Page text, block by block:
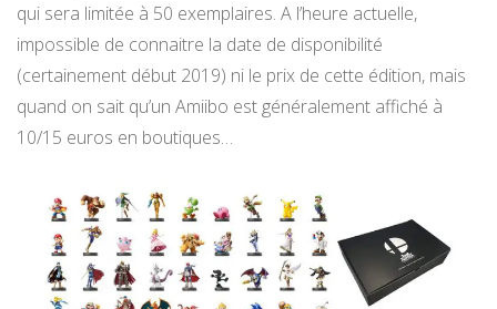
qui sera limitée à 50 exemplaires. A l’heure actuelle,
impossible de connaitre la date de disponibilité
(certainement début 2019) ni le prix de cette édition, mais
quand on sait qu’un Amiibo est généralement affiché à
10/15 euros en boutiques…